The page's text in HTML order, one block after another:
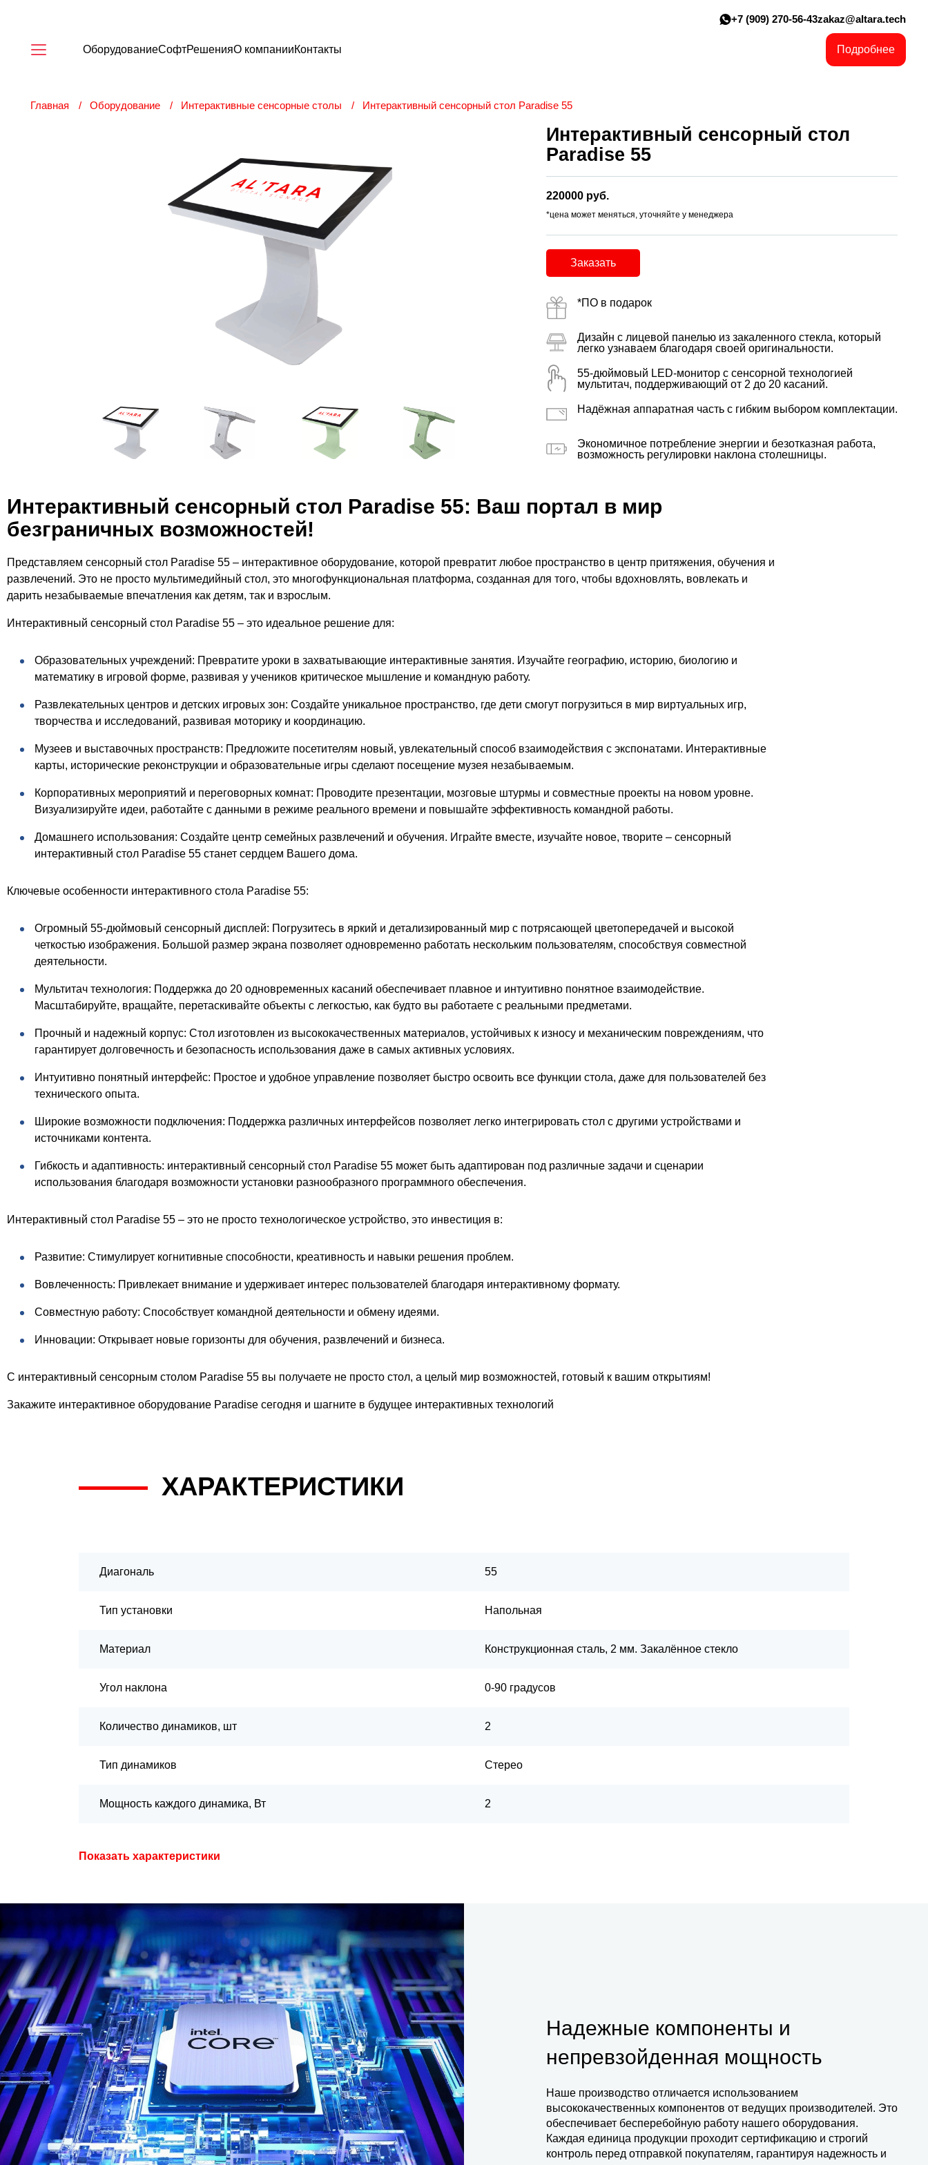
+7 (909) 270-56-43zakaz@altara.tech
ОборудованиеСофтРешенияО компанииКонтакты Подробнее
Главная Оборудование Интерактивные сенсорные столы Интерактивный сенсорный стол Paradise 55
Интерактивный сенсорный стол
Paradise 55
220000 руб.
*цена может меняться, уточняйте у менеджера
Заказать
*ПО в подарок
Дизайн с лицевой панелью из закаленного стекла, который
легко узнаваем благодаря своей оригинальности.
55-дюймовый LED-монитор с сенсорной технологией
мультитач, поддерживающий от 2 до 20 касаний.
Надёжная аппаратная часть с гибким выбором комплектации.
Экономичное потребление энергии и безотказная работа,
возможность регулировки наклона столешницы.
Интерактивный сенсорный стол Paradise 55: Ваш портал в мир
безграничных возможностей!
Представляем сенсорный стол Paradise 55 – интерактивное оборудование, которой превратит любое пространство в центр притяжения, обучения и
развлечений. Это не просто мультимедийный стол, это многофункциональная платформа, созданная для того, чтобы вдохновлять, вовлекать и
дарить незабываемые впечатления как детям, так и взрослым.
Интерактивный сенсорный стол Paradise 55 – это идеальное решение для:
Образовательных учреждений: Превратите уроки в захватывающие интерактивные занятия. Изучайте географию, историю, биологию и
математику в игровой форме, развивая у учеников критическое мышление и командную работу.
Развлекательных центров и детских игровых зон: Создайте уникальное пространство, где дети смогут погрузиться в мир виртуальных игр,
творчества и исследований, развивая моторику и координацию.
Музеев и выставочных пространств: Предложите посетителям новый, увлекательный способ взаимодействия с экспонатами. Интерактивные
карты, исторические реконструкции и образовательные игры сделают посещение музея незабываемым.
Корпоративных мероприятий и переговорных комнат: Проводите презентации, мозговые штурмы и совместные проекты на новом уровне.
Визуализируйте идеи, работайте с данными в режиме реального времени и повышайте эффективность командной работы.
Домашнего использования: Создайте центр семейных развлечений и обучения. Играйте вместе, изучайте новое, творите – сенсорный
интерактивный стол Paradise 55 станет сердцем Вашего дома.
Ключевые особенности интерактивного стола Paradise 55:
Огромный 55-дюймовый сенсорный дисплей: Погрузитесь в яркий и детализированный мир с потрясающей цветопередачей и высокой
четкостью изображения. Большой размер экрана позволяет одновременно работать нескольким пользователям, способствуя совместной
деятельности.
Мультитач технология: Поддержка до 20 одновременных касаний обеспечивает плавное и интуитивно понятное взаимодействие.
Масштабируйте, вращайте, перетаскивайте объекты с легкостью, как будто вы работаете с реальными предметами.
Прочный и надежный корпус: Стол изготовлен из высококачественных материалов, устойчивых к износу и механическим повреждениям, что
гарантирует долговечность и безопасность использования даже в самых активных условиях.
Интуитивно понятный интерфейс: Простое и удобное управление позволяет быстро освоить все функции стола, даже для пользователей без
технического опыта.
Широкие возможности подключения: Поддержка различных интерфейсов позволяет легко интегрировать стол с другими устройствами и
источниками контента.
Гибкость и адаптивность: интерактивный сенсорный стол Paradise 55 может быть адаптирован под различные задачи и сценарии
использования благодаря возможности установки разнообразного программного обеспечения.
Интерактивный стол Paradise 55 – это не просто технологическое устройство, это инвестиция в:
Развитие: Стимулирует когнитивные способности, креативность и навыки решения проблем.
Вовлеченность: Привлекает внимание и удерживает интерес пользователей благодаря интерактивному формату.
Совместную работу: Способствует командной деятельности и обмену идеями.
Инновации: Открывает новые горизонты для обучения, развлечений и бизнеса.
С интерактивный сенсорным столом Paradise 55 вы получаете не просто стол, а целый мир возможностей, готовый к вашим открытиям!
Закажите интерактивное оборудование Paradise сегодня и шагните в будущее интерактивных технологий
ХАРАКТЕРИСТИКИ
Диагональ 55
Тип установки Напольная
Материал Конструкционная сталь, 2 мм. Закалённое стекло
Угол наклона 0-90 градусов
Количество динамиков, шт 2
Тип динамиков Стерео
Мощность каждого динамика, Вт 2
Показать характеристики
Надежные компоненты и
непревзойденная мощность
Наше производство отличается использованием
высококачественных компонентов от ведущих производителей. Это
обеспечивает бесперебойную работу нашего оборудования.
Каждая единица продукции проходит сертификацию и строгий
контроль перед отправкой покупателям, гарантируя надежность и